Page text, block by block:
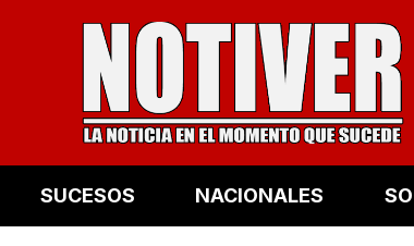
SUCESOS NACIONALES